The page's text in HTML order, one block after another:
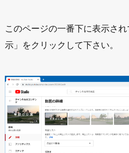
このページの一番下に表示さ
示」をクリックして下さい。